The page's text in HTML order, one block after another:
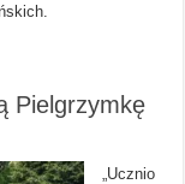
Pielgrzymkę
„Ucznio